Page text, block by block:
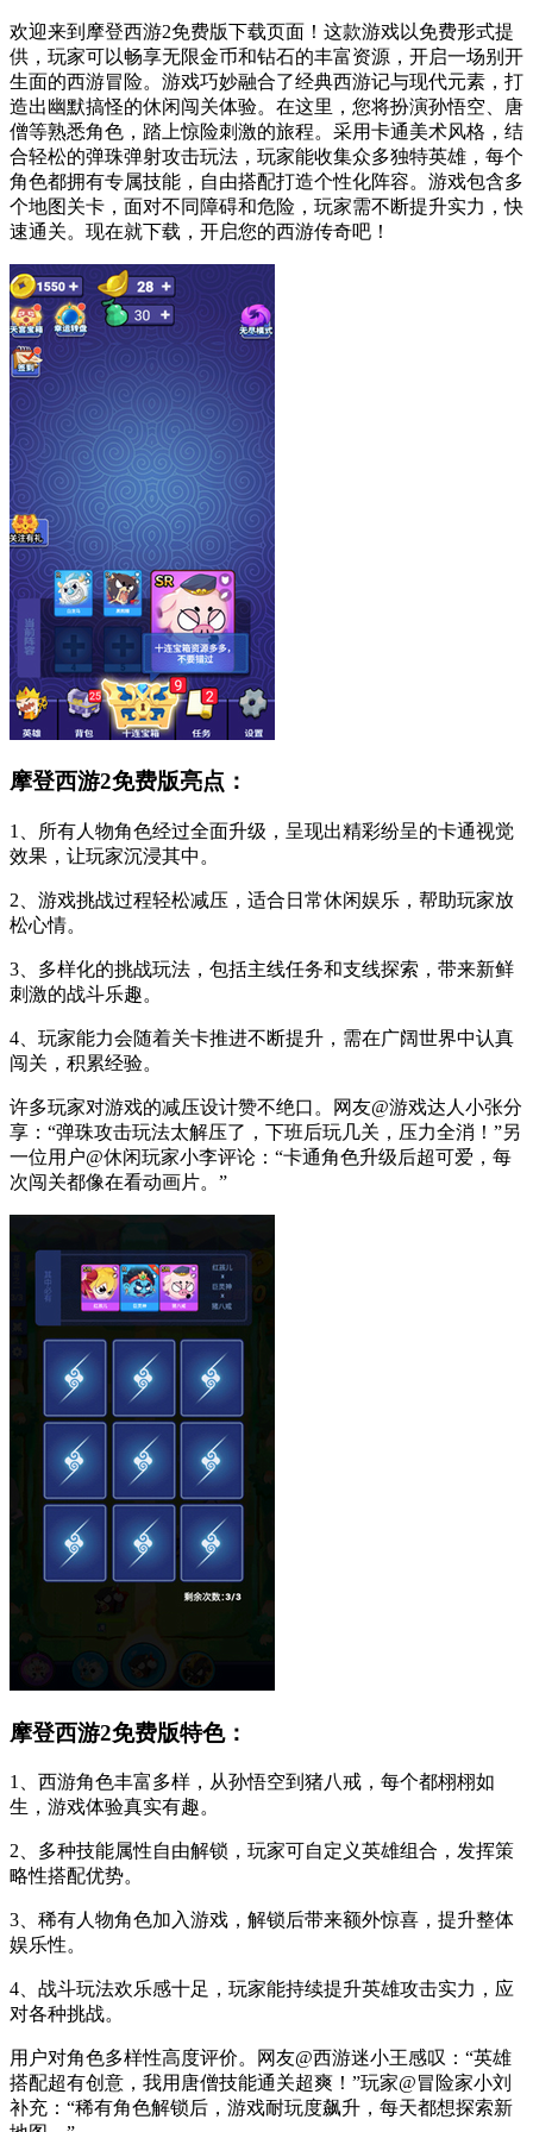
欢迎来到摩登西游2免费版下载页面！这款游戏以免费形式提
供，玩家可以畅享无限金币和钻石的丰富资源，开启一场别开
生面的西游冒险。游戏巧妙融合了经典西游记与现代元素，打
造出幽默搞怪的休闲闯关体验。在这里，您将扮演孙悟空、唐
僧等熟悉角色，踏上惊险刺激的旅程。采用卡通美术风格，结
合轻松的弹珠弹射攻击玩法，玩家能收集众多独特英雄，每个
角色都拥有专属技能，自由搭配打造个性化阵容。游戏包含多
个地图关卡，面对不同障碍和危险，玩家需不断提升实力，快
速通关。现在就下载，开启您的西游传奇吧！
摩登西游2免费版亮点：
1、所有人物角色经过全面升级，呈现出精彩纷呈的卡通视觉
效果，让玩家沉浸其中。
2、游戏挑战过程轻松减压，适合日常休闲娱乐，帮助玩家放
松心情。
3、多样化的挑战玩法，包括主线任务和支线探索，带来新鲜
刺激的战斗乐趣。
4、玩家能力会随着关卡推进不断提升，需在广阔世界中认真
闯关，积累经验。
许多玩家对游戏的减压设计赞不绝口。网友@游戏达人小张分
享：“弹珠攻击玩法太解压了，下班后玩几关，压力全消！”另
一位用户@休闲玩家小李评论：“卡通角色升级后超可爱，每
次闯关都像在看动画片。”
摩登西游2免费版特色：
1、西游角色丰富多样，从孙悟空到猪八戒，每个都栩栩如
生，游戏体验真实有趣。
2、多种技能属性自由解锁，玩家可自定义英雄组合，发挥策
略性搭配优势。
3、稀有人物角色加入游戏，解锁后带来额外惊喜，提升整体
娱乐性。
4、战斗玩法欢乐感十足，玩家能持续提升英雄攻击实力，应
对各种挑战。
用户对角色多样性高度评价。网友@西游迷小王感叹：“英雄
搭配超有创意，我用唐僧技能通关超爽！”玩家@冒险家小刘
补充：“稀有角色解锁后，游戏耐玩度飙升，每天都想探索新